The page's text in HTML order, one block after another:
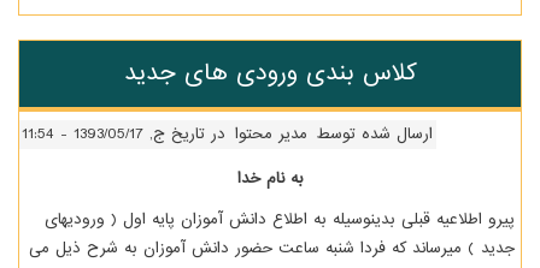
برنامه
کلاس بندی ورودی های جدید
ارسال شده توسطمدیر محتوادر تاریخ ج, 1393/05/17 - 11:54
به نام خدا
اطلاعیه قبلی بدینوسیله به اطلاع دانش آموزان پایه اول ( ورودیهای
) میرساند که فردا شنبه ساعت حضور دانش آموزان به شرح ذیل می